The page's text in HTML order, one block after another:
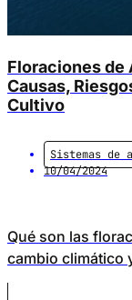
Floraciones de
Causas,
Cultivo
Sistemas de
10/04/2024
Qué son las
cambio climático
salmonicultura, y